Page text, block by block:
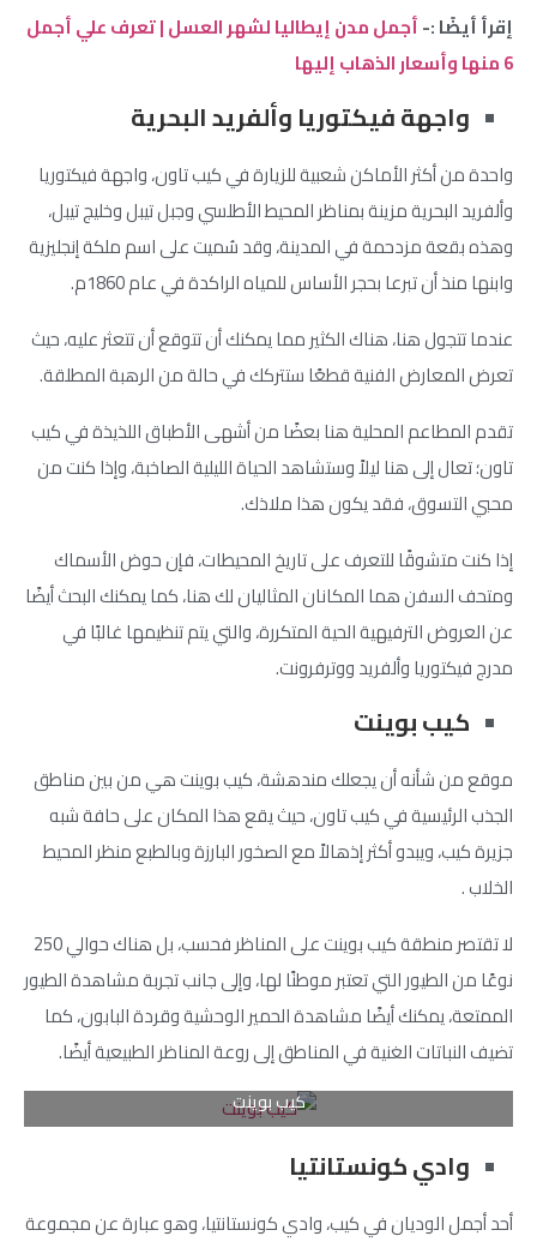
إقرأ أيضًا :-أجمل مدن إيطاليا لشهر العسل | تعرف علي أجمل
6 منها وأسعار الذهاب إليها
واجهة فيكتوريا وألفريد البحرية
واحدة من أكثر الأماكن شعبية للزيارة في كيب تاون، واجهة فيكتوريا
وألفريد البحرية مزينة بمناظر المحيط الأطلسي وجبل تيبل وخليج تيبل،
وهذه بقعة مزدحمة في المدينة، وقد سُميت على اسم ملكة إنجليزية
وابنها منذ أن تبرعا بحجر الأساس للمياه الراكدة في عام 1860م.
عندما تتجول هنا، هناك الكثير مما يمكنك أن تتوقع أن تتعثر عليه، حيث
تعرض المعارض الفنية قطعًا ستتركك في حالة من الرهبة المطلقة.
تقدم المطاعم المحلية هنا بعضًا من أشهى الأطباق اللذيذة في كيب
تاون؛ تعال إلى هنا ليلاً وستشاهد الحياة الليلية الصاخبة، وإذا كنت من
محبي التسوق، فقد يكون هذا ملاذك.
إذا كنت متشوقًا للتعرف على تاريخ المحيطات، فإن حوض الأسماك
ومتحف السفن هما المكانان المثاليان لك هنا، كما يمكنك البحث أيضًا
عن العروض الترفيهية الحية المتكررة، والتي يتم تنظيمها غالبًا في
مدرج فيكتوريا وألفريد ووترفرونت.
كيب بوينت
موقع من شأنه أن يجعلك مندهشة، كيب بوينت هي من بين مناطق
الجذب الرئيسية في كيب تاون، حيث يقع هذا المكان على حافة شبه
جزيرة كيب، ويبدو أكثر إذهالاً مع الصخور البارزة وبالطبع منظر المحيط
الخلاب .
لا تقتصر منطقة كيب بوينت على المناظر فحسب، بل هناك حوالي 250
نوعًا من الطيور التي تعتبر موطنًا لها، وإلى جانب تجربة مشاهدة الطيور
الممتعة، يمكنك أيضًا مشاهدة الحمير الوحشية وقردة البابون، كما
تضيف النباتات الغنية في المناطق إلى روعة المناظر الطبيعية أيضًا.
كيب بوينت
وادي كونستانتيا
أحد أجمل الوديان في كيب، وادي كونستانتيا، وهو عبارة عن مجموعة